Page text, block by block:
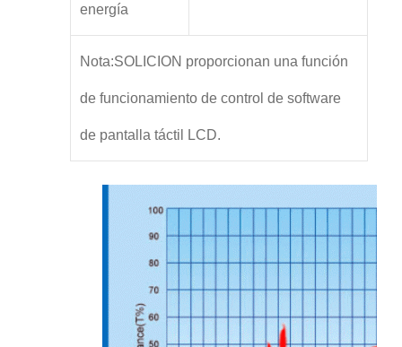
energía
Nota:SOLICION proporcionan una función
de funcionamiento de control de software
de pantalla táctil LCD.